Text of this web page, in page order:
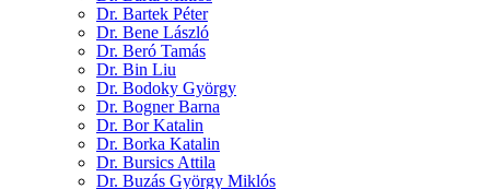
Dr. Bartek Péter
Dr. Bene László
Dr. Beró Tamás
Dr. Bin Liu
Dr. Bodoky György
Dr. Bogner Barna
Dr. Bor Katalin
Dr. Borka Katalin
Dr. Bursics Attila
Dr. Buzás György Miklós